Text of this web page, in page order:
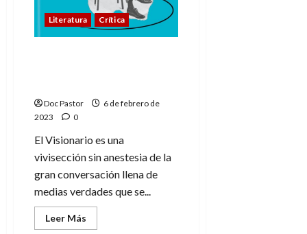
Literatura Crítica
Doc Pastor
6 de febrero de
2023
0
El Visionario es una
vivisección sin anestesia de la
gran conversación llena de
medias verdades que se...
Leer Más
más